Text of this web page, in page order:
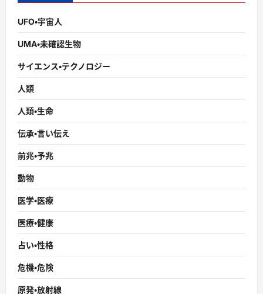
UFO・宇宙人
UMA・未確認生物
サイエンス・テクノロジー
人類
人類・生命
伝承・言い伝え
前兆・予兆
動物
医学・医療
医療・健康
占い・性格
危機・危険
原発・放射線